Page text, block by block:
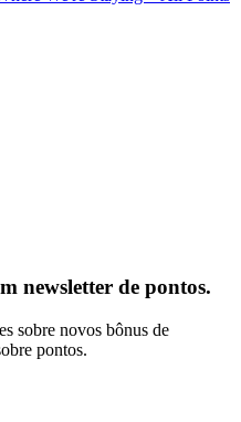
newsletter de pontos.
sobre novos bônus de
pontos.